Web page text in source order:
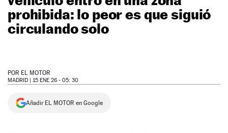
PREMIOS
SERVICIOS
prohibida: lo peor es que siguió
circulando solo
POR EL MOTOR
MADRID | 15 ENE 26 - 05: 30
Añadir EL MOTOR en Google